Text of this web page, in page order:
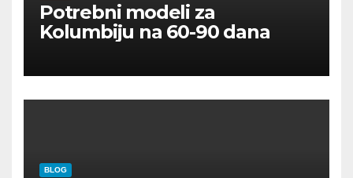
Potrebni modeli za
Kolumbiju na 60-90 dana
BLOG